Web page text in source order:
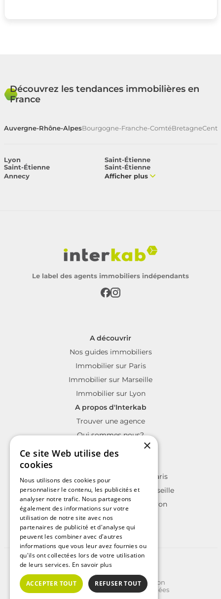
Découvrez les tendances immobilières en
France
Auvergne-Rhône-AlpesBourgogne-Franche-ComtéBretagne
Lyon
Saint-Étienne
Saint-Étienne
Saint-Étienne
Annecy
Afficher plus
Le label des agents immobiliers indépendants
A découvrir
Nos guides immobiliers
Immobilier sur Paris
Immobilier sur Marseille
Immobilier sur Lyon
A propos d'Interkab
Trouver une agence
Qui sommes nous?
La charte Interkab
Annonces immobilières sur Paris
Annonces immobilières sur Marseille
Annonces immobilières sur Lyon
©2025 | Tous droits réservés
Plan du site
Conditions Générales d'Utilisation
Politique de protection des données
×
Ce site Web utilise des
cookies
Nous utilisons des cookies pour
personnaliser le contenu, les publicités et
analyser notre trafic. Nous partageons
également des informations sur votre
utilisation de notre site avec nos
partenaires de publicité et d'analyse qui
peuvent les combiner avec d'autres
informations que vous leur avez fournies ou
qu'ils ont collectées lors de votre utilisation
de leurs services. En savoir plus
ACCEPTER TOUT REFUSER TOUT